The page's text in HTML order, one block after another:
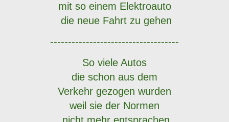
mit so einem Elektroauto
die neue Fahrt zu gehen
------------------------------------
So viele Autos
die schon aus dem
Verkehr gezogen wurden
weil sie der Normen